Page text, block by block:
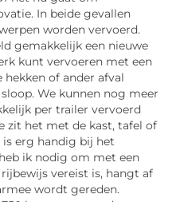
In beide gevallen
worden vervoerd.
gemakkelijk een nieuwe
kunt vervoeren met een
hekken of ander afval
We kunnen nog meer
per trailer vervoerd
zit het met de kast, tafel of
is erg handig bij het
ik nodig om met een
vereist is, hangt af
wordt gereden.